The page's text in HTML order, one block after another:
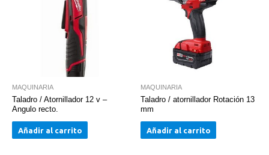
MAQUINARIA
Taladro / Atornillador 12 v –
Angulo recto.
Añadir al carrito
MAQUINARIA
Taladro / atornillador Rotación 13
mm
Añadir al carrito